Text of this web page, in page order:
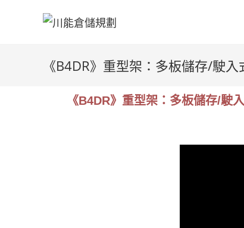
《B4DR》重型架：多板儲存/駛入
《B4DR》重型架：多板儲存/駛